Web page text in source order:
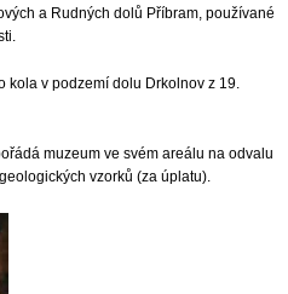
a Rudných dolů Příbram, používané
kola v podzemí dolu Drkolnov z 19.
muzeum ve svém areálu na odvalu
vzorků (za úplatu).